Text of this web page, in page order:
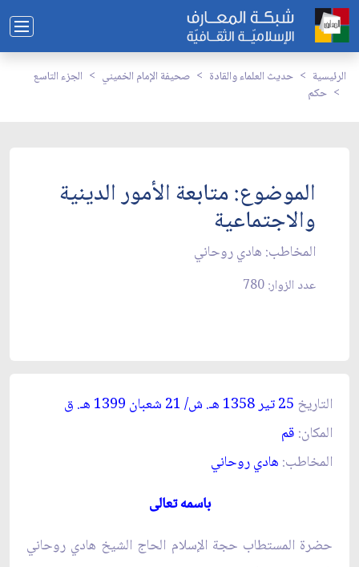
الرئيسية حديث العلماء والقادة صحيفة الإمام الخميني
الجزء التاسع
حكم
الموضوع: متابعة الأمور الدينية
والاجتماعية
المخاطب: هادي روحاني‏
عدد الزوار: 780
التاريخ 25 تير 1358 هـ. ش/ 21 شعبان 1399 هـ. ق‏
المكان: قم‏
المخاطب: هادي روحاني‏
باسمه تعالى‏
حضرة المستطاب حجة الإسلام الحاج الشيخ هادي روحاني